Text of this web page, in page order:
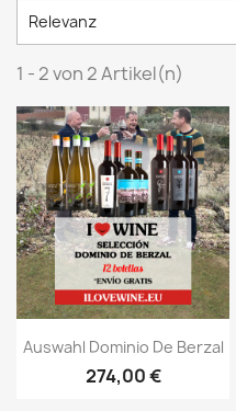
Relevanz
1 - 2 von 2 Artikel(n)
Vorschau
Auswahl Dominio De Berzal
274,00 €